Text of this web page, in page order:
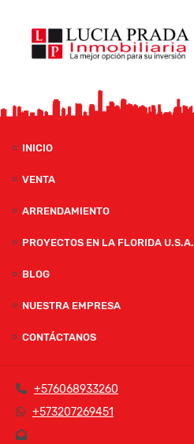
INICIO
VENTA
ARRENDAMIENTO
PROYECTOS EN LA FLORIDA U.S.A.
BLOG
NUESTRA EMPRESA
CONTÁCTANOS
+576068933260
+573207269451